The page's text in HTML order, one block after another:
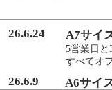
実現いたしまし
よくある色ムラや汚
26.6.24 A7サイ
5営業日と
すべてオ
26.6.9 A6サイ